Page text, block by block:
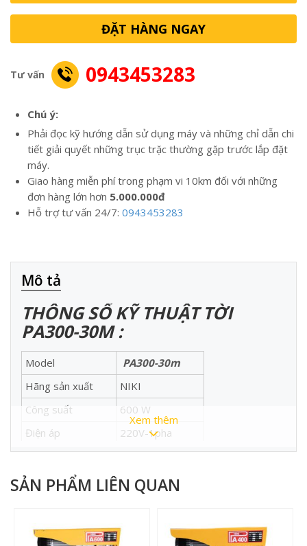
ĐẶT HÀNG NGAY
Tư vấn 0943453283
Chú ý:
Phải đọc kỹ hướng dẫn sử dụng máy và những chỉ dẫn chi
tiết giải quyết những trục trặc thường gặp trước lắp đặt
máy.
Giao hàng miễn phí trong phạm vi 10km đối với những
đơn hàng lớn hơn 5.000.000đ
Hỗ trợ tư vấn 24/7: 0943453283
Mô tả
THÔNG SỐ KỸ THUẬT TỜI
PA300-30M:
Model
PA300-30m
Hãng sản xuất
NIKI
Công suất
600 W
Điện áp
220V-1pha
Tải trọng thực
120-55 kg
Tốc độ nâng
5-10 m/phút
Đường kính cáp
3 mm
Xem thêm
SẢN PHẨM LIÊN QUAN